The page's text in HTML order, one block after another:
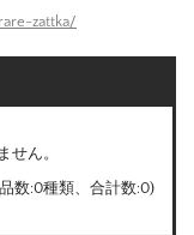
zattka/
せん。
数:0種類、合計数:0)